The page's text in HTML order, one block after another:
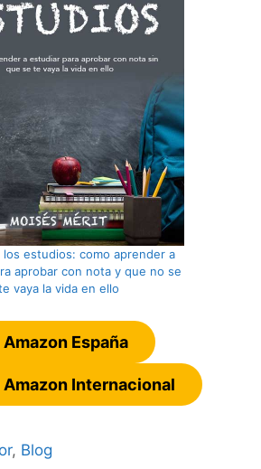
los estudios: como aprender a
aprobar con nota y que no se
vaya la vida en ello
España
Internacional
, Blog